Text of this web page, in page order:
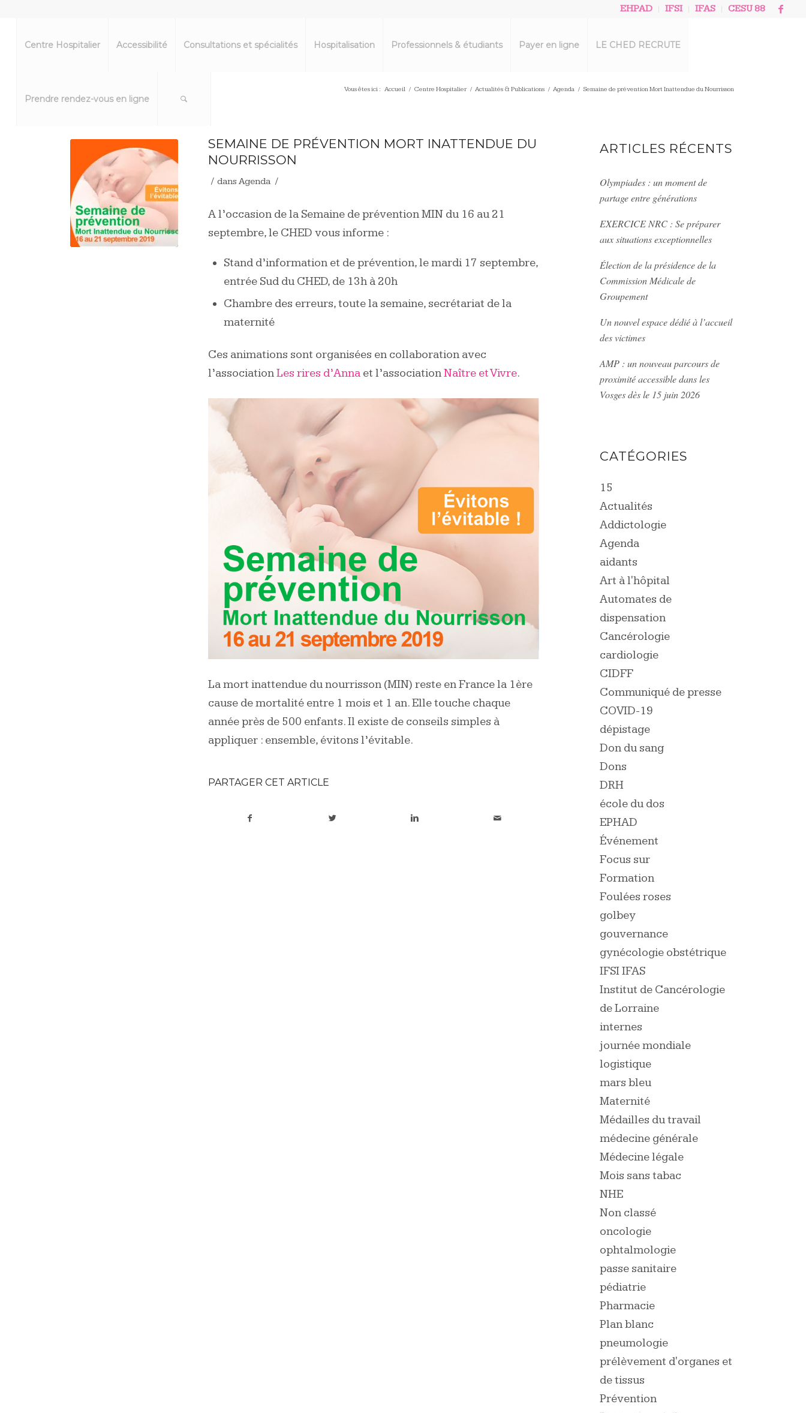
EHPAD IFSI IFAS CESU 88
Centre Hospitalier Accessibilité Consultations et spécialités Hospitalisation Professionnels & étudiants Payer en ligne LE CHED RECRUTE
Prendre rendez-vous en ligne
Vous êtes ici : Accueil / Centre Hospitalier / Actualités & Publications / Agenda / Semaine de prévention Mort Inattendue du Nourrisson
SEMAINE DE PRÉVENTION MORT INATTENDUE DU
NOURRISSON
/ dansAgenda /
A l’occasion de la Semaine de prévention MIN du 16 au 21
septembre, le CHED vous informe :
Stand d’information et de prévention, le mardi 17 septembre,
entrée Sud du CHED, de 13h à 20h
Chambre des erreurs, toute la semaine, secrétariat de la
maternité
Ces animations sont organisées en collaboration avec
l’associationLes rires d’Anna et l’associationNaître et Vivre.
La mort inattendue du nourrisson (MIN) reste en France la 1ère
cause de mortalité entre 1 mois et 1 an. Elle touche chaque
année près de 500 enfants. Il existe de conseils simples à
appliquer : ensemble, évitons l’évitable.
PARTAGER CET ARTICLE
ARTICLES RÉCENTS
Olympiades : un moment de
partage entre générations
EXERCICE NRC : Se préparer
aux situations exceptionnelles
Élection de la présidence de la
Commission Médicale de
Groupement
Un nouvel espace dédié à l’accueil
des victimes
AMP : un nouveau parcours de
proximité accessible dans les
Vosges dès le 15 juin 2026
CATÉGORIES
15
Actualités
Addictologie
Agenda
aidants
Art à l'hôpital
Automates de
dispensation
Cancérologie
cardiologie
CIDFF
Communiqué de presse
COVID-19
dépistage
Don du sang
Dons
DRH
école du dos
EPHAD
Événement
Focus sur
Formation
Foulées roses
golbey
gouvernance
gynécologie obstétrique
IFSI IFAS
Institut de Cancérologie
de Lorraine
internes
journée mondiale
logistique
mars bleu
Maternité
Médailles du travail
médecine générale
Médecine légale
Mois sans tabac
NHE
Non classé
oncologie
ophtalmologie
passe sanitaire
pédiatrie
Pharmacie
Plan blanc
pneumologie
prélèvement d'organes et
de tissus
Prévention